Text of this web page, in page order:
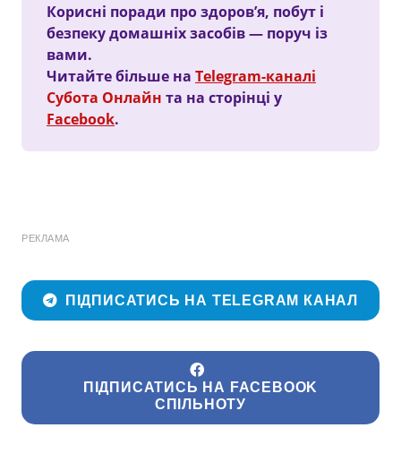
Корисні поради про здоров’я, побут і
безпеку домашніх засобів — поруч із
вами.
Читайте більше на Telegram-каналі
Субота Онлайн та на сторінці у
Facebook.
РЕКЛАМА
ПІДПИСАТИСЬ НА TELEGRAM КАНАЛ
ПІДПИСАТИСЬ НА FACEBOOK
СПІЛЬНОТУ